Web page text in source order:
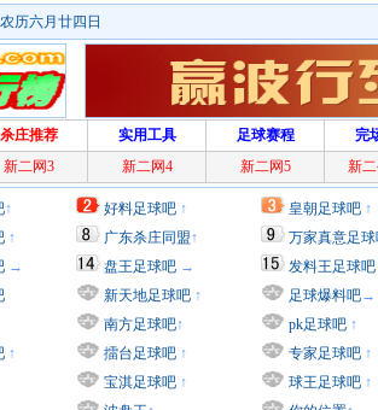
历六月廿四日
杀庄推荐 实用工具 足球赛程
完
新二网3 新二网4 新二网5 新
↑
↑
→
↑
好料足球吧 ↑
广东杀庄同盟↑
盘王足球吧 →
新天地足球吧 ↑
南方足球吧↑
擂台足球吧 ↑
宝淇足球吧 ↑
皇朝足球吧 ↑
万家真意足
发料王足球吧
足球爆料吧→
pk足球吧 ↑
专家足球吧 ↑
球王足球吧 ↑